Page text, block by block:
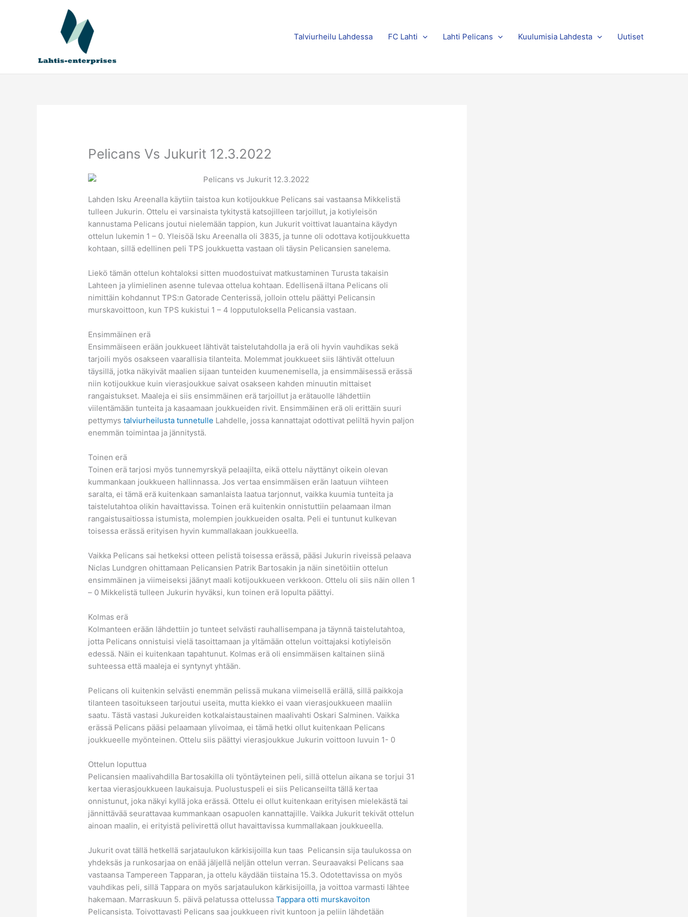
Talviurheilu Lahdessa
FC Lahti Lahti Pelicans Kuulumisia Lahdesta Uutiset
Pelicans Vs Jukurit 12.3.2022
Lahden Isku Areenalla käytiin taistoa kun kotijoukkue Pelicans sai vastaansa Mikkelistä
tulleen Jukurin. Ottelu ei varsinaista tykitystä katsojilleen tarjoillut, ja kotiyleisön
kannustama Pelicans joutui nielemään tappion, kun Jukurit voittivat lauantaina käydyn
ottelun lukemin 1 – 0. Yleisöä Isku Areenalla oli 3835, ja tunne oli odottava kotijoukkuetta
kohtaan, sillä edellinen peli TPS joukkuetta vastaan oli täysin Pelicansien sanelema.
Liekö tämän ottelun kohtaloksi sitten muodostuivat matkustaminen Turusta takaisin
Lahteen ja ylimielinen asenne tulevaa ottelua kohtaan. Edellisenä iltana Pelicans oli
nimittäin kohdannut TPS:n Gatorade Centerissä, jolloin ottelu päättyi Pelicansin
murskavoittoon, kun TPS kukistui 1 – 4 lopputuloksella Pelicansia vastaan.
Ensimmäinen erä
Ensimmäiseen erään joukkueet lähtivät taistelutahdolla ja erä oli hyvin vauhdikas sekä
tarjoili myös osakseen vaarallisia tilanteita. Molemmat joukkueet siis lähtivät otteluun
täysillä, jotka näkyivät maalien sijaan tunteiden kuumenemisella, ja ensimmäisessä erässä
niin kotijoukkue kuin vierasjoukkue saivat osakseen kahden minuutin mittaiset
rangaistukset. Maaleja ei siis ensimmäinen erä tarjoillut ja erätauolle lähdettiin
viilentämään tunteita ja kasaamaan joukkueiden rivit. Ensimmäinen erä oli erittäin suuri
pettymystalviurheilusta tunnetulle Lahdelle, jossa kannattajat odottivat peliltä hyvin paljon
enemmän toimintaa ja jännitystä.
Toinen erä
Toinen erä tarjosi myös tunnemyrskyä pelaajilta, eikä ottelu näyttänyt oikein olevan
kummankaan joukkueen hallinnassa. Jos vertaa ensimmäisen erän laatuun viihteen
saralta, ei tämä erä kuitenkaan samanlaista laatua tarjonnut, vaikka kuumia tunteita ja
taistelutahtoa olikin havaittavissa. Toinen erä kuitenkin onnistuttiin pelaamaan ilman
rangaistusaitiossa istumista, molempien joukkueiden osalta. Peli ei tuntunut kulkevan
toisessa erässä erityisen hyvin kummallakaan joukkueella.
Vaikka Pelicans sai hetkeksi otteen pelistä toisessa erässä, pääsi Jukurin riveissä pelaava
Niclas Lundgren ohittamaan Pelicansien Patrik Bartosakin ja näin sinetöitiin ottelun
ensimmäinen ja viimeiseksi jäänyt maali kotijoukkueen verkkoon. Ottelu oli siis näin ollen 1
– 0 Mikkelistä tulleen Jukurin hyväksi, kun toinen erä lopulta päättyi.
Kolmas erä
Kolmanteen erään lähdettiin jo tunteet selvästi rauhallisempana ja täynnä taistelutahtoa,
jotta Pelicans onnistuisi vielä tasoittamaan ja yltämään ottelun voittajaksi kotiyleisön
edessä. Näin ei kuitenkaan tapahtunut. Kolmas erä oli ensimmäisen kaltainen siinä
suhteessa että maaleja ei syntynyt yhtään.
Pelicans oli kuitenkin selvästi enemmän pelissä mukana viimeisellä erällä, sillä paikkoja
tilanteen tasoitukseen tarjoutui useita, mutta kiekko ei vaan vierasjoukkueen maaliin
saatu. Tästä vastasi Jukureiden kotkalaistaustainen maalivahti Oskari Salminen. Vaikka
erässä Pelicans pääsi pelaamaan ylivoimaa, ei tämä hetki ollut kuitenkaan Pelicans
joukkueelle myönteinen. Ottelu siis päättyi vierasjoukkue Jukurin voittoon luvuin 1- 0
Ottelun loputtua
Pelicansien maalivahdilla Bartosakilla oli työntäyteinen peli, sillä ottelun aikana se torjui 31
kertaa vierasjoukkueen laukaisuja. Puolustuspeli ei siis Pelicanseilta tällä kertaa
onnistunut, joka näkyi kyllä joka erässä. Ottelu ei ollut kuitenkaan erityisen mielekästä tai
jännittävää seurattavaa kummankaan osapuolen kannattajille. Vaikka Jukurit tekivät ottelun
ainoan maalin, ei erityistä pelivirettä ollut havaittavissa kummallakaan joukkueella.
Jukurit ovat tällä hetkellä sarjataulukon kärkisijoilla kun taas Pelicansin sija taulukossa on
yhdeksäs ja runkosarjaa on enää jäljellä neljän ottelun verran. Seuraavaksi Pelicans saa
vastaansa Tampereen Tapparan, ja ottelu käydään tiistaina 15.3. Odotettavissa on myös
vauhdikas peli, sillä Tappara on myös sarjataulukon kärkisijoilla, ja voittoa varmasti lähtee
hakemaan. Marraskuun 5. päivä pelatussa ottelussaTappara otti murskavoiton
Pelicansista. Toivottavasti Pelicans saa joukkueen rivit kuntoon ja peliin lähdetään